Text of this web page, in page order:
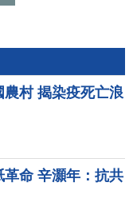
村 揭染疫死亡浪
命 辛灝年：抗共